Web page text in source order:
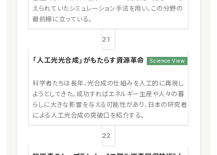
えられていたシミュレーション手法を用い、この分野の
最前線に立っている。
21
「人工光光合成」がもたらす資源革命 Science View
科学者たちは長年、光合成の仕組みを人工的に再現し
ようとしてきた。成功すればエネルギー生産や人々の暮
らしに大きな影響を与える可能性があり、日本の研究者
による人工光合成の突破口を紹介する。
22